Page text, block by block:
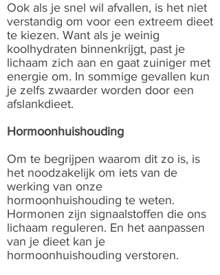
Ook als je snel wil afvallen, is het niet
verstandig om voor een extreem dieet
te kiezen. Want als je weinig
koolhydraten binnenkrijgt, past je
lichaam zich aan en gaat zuiniger met
energie om. In sommige gevallen kun
je zelfs zwaarder worden door een
afslankdieet.
Hormoonhuishouding
Om te begrijpen waarom dit zo is, is
het noodzakelijk om iets van de
werking van onze
hormoonhuishouding te weten.
Hormonen zijn signaalstoffen die ons
lichaam reguleren. En het aanpassen
van je dieet kan je
hormoonhuishouding verstoren.